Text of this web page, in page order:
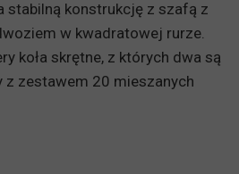
stabilną konstrukcję z szafą z
w kwadratowej rurze.
koła skrętne, z których dwa są
z zestawem 20 mieszanych